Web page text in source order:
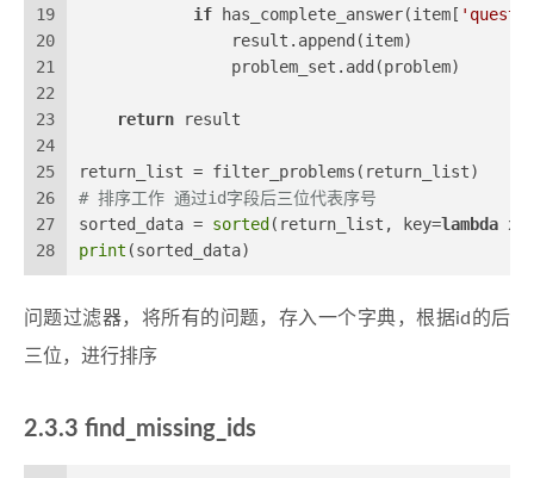
19
20
21
22
23
24
25
26
27
28
if has_complete_answer(item[
                result.append(item)
                problem_set.add(problem)
return result
return_list = filter_problems(return_list)
# 排序工作 通过id字段后三位代表序号
sorted_data = sorted (return_list, key=lambda
print (sorted_data)
问题过滤器，将所有的问题，存入一个字典，根据id的后
三位，进行排序
2.3.3 find_missing_ids